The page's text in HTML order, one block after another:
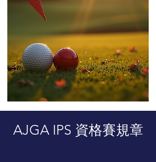
AJGA IPS 資格賽規章